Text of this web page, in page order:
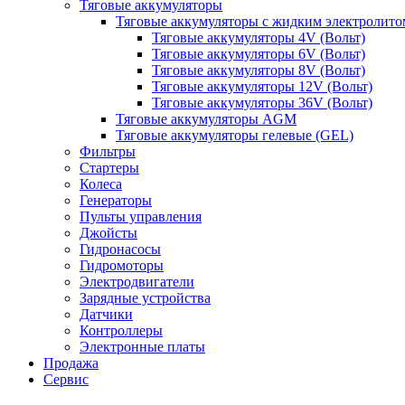
Тяговые аккумуляторы
Тяговые аккумуляторы с жидким
Тяговые аккумуляторы 4V (Вольт)
Тяговые аккумуляторы 6V (Вольт)
Тяговые аккумуляторы 8V (Вольт)
Тяговые аккумуляторы 12V (Вольт)
Тяговые аккумуляторы 36V (Вольт)
Тяговые аккумуляторы AGM
Тяговые аккумуляторы гелевые (GEL)
Фильтры
Стартеры
Колеса
Генераторы
Пульты управления
Джойсты
Гидронасосы
Гидромоторы
Электродвигатели
Зарядные устройства
Датчики
Контроллеры
Электронные платы
Продажа
Сервис